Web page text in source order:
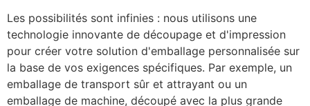
Les possibilités sont infinies : nous utilisons une
technologie innovante de découpage et d'impression
pour créer votre solution d'emballage personnalisée sur
la base de vos exigences spécifiques. Par exemple, un
emballage de transport sûr et attrayant ou un
emballage de machine, découpé avec la plus grande